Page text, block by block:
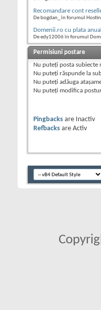
Recomandare cont
De bogdan_ în forumul
Domenii.ro cu plata
De edy12006 în forumul
Permisiuni postare
Nu puteţi posta subiecte
Nu puteţi răspunde la
Nu puteţi adăuga
Nu puteţi modifica
Pingbacks are
Inactiv
Refbacks are Activ